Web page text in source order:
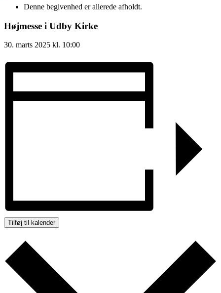
Denne begivenhed er allerede afholdt.
Højmesse i Udby Kirke
30. marts 2025 kl. 10:00
Tilføj til kalender